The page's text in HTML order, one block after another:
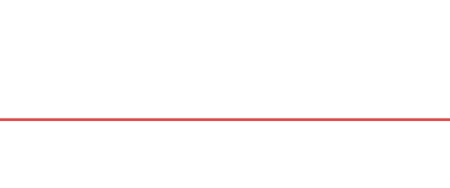
AI-Projekten
Bayerischen Bio-Erlebnistagen